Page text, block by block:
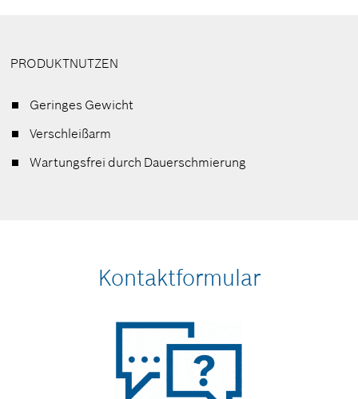
PRODUKTNUTZEN
Geringes Gewicht
Verschleißarm
Wartungsfrei durch Dauerschmierung
Kontaktformular